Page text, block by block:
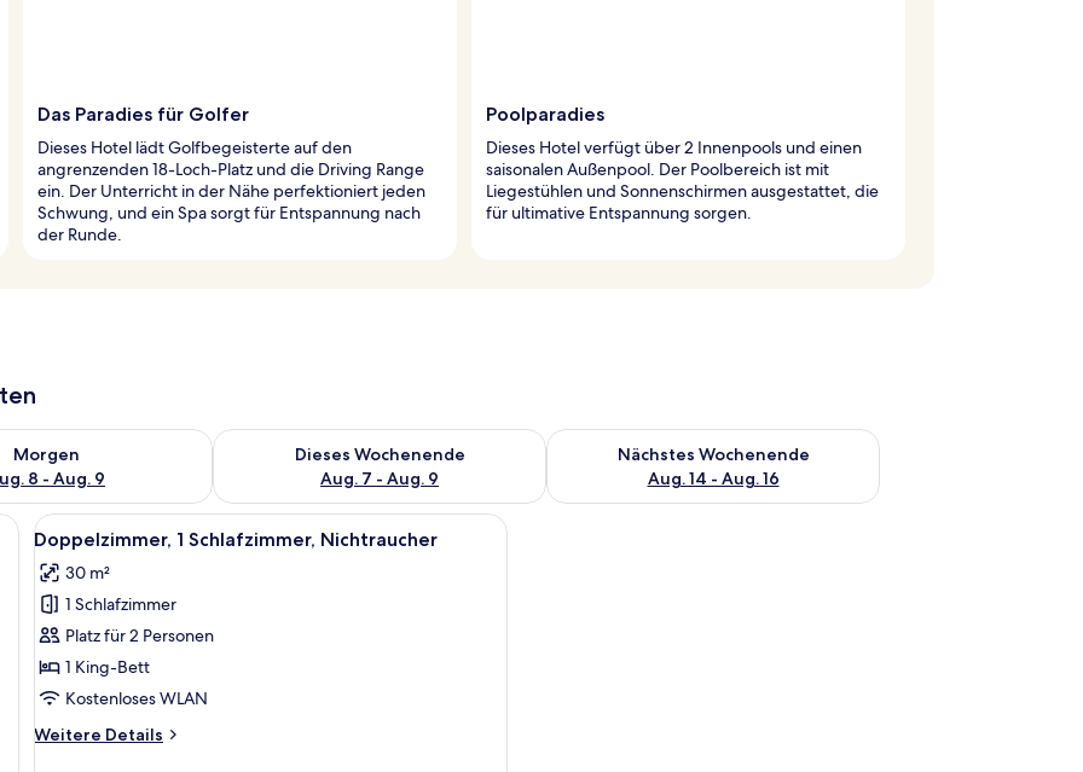
Das Paradies für Golfer
Dieses Hotel lädt Golfbegeisterte auf den
angrenzenden 18-Loch-Platz und die Driving Range
ein. Der Unterricht in der Nähe perfektioniert jeden
Schwung, und ein Spa sorgt für Entspannung nach
der Runde.
Poolparadies
Dieses Hotel verfügt über 2 Innenpools und einen
saisonalen Außenpool. Der Poolbereich ist mit
Liegestühlen und Sonnenschirmen ausgestattet, die
für ultimative Entspannung sorgen.
Aug. 8.
Morgen
8 - Aug. 9
für morgen, Aug. 8 - Aug. 9.
Dieses Wochenende
Aug. 7 - Aug. 9
Überprüfe die Verfügbarkeit für dieses Wochenende, Aug. 7 - Aug. 9.
Nächstes Wochenende
Aug. 14 - Aug. 16
Überprüfe die Verfügbarkeit für nächstes Wochenende, Aug.
Stuhl, Nachttisch und einem Fenster mit Vorhängen.
Alle
Fotos
für
Doppelzimmer,
1
Schlafzimmer,
Nichtraucher
Ein Hotelzimmer mit Bett, Schreibtisch, Stuhl, kleinem Tisch, Nachttisch und einem Fenster mit Vorhängen.
1
Doppelzimmer, 1 Schlafzimmer, Nichtraucher
30 m²
1 Schlafzimmer
Platz für 2 Personen
1 King-Bett
Kostenloses WLAN
Weitere Details
Weitere